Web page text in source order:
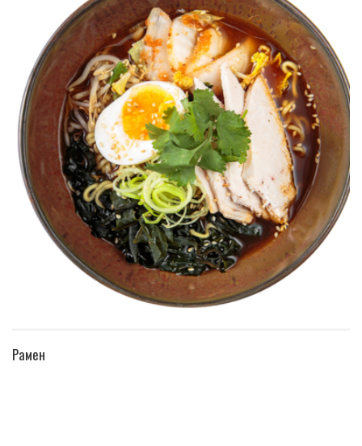
Рамен